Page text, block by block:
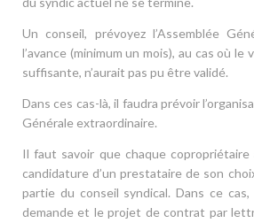
Un conseil, prévoyez l’Assemblée
l’avance (minimum un mois), au cas où
suffisante, n’aurait pas pu être validé.
Dans ces cas-là, il faudra prévoir
Générale extraordinaire.
Il faut savoir que chaque copropriétaire
candidature d’un prestataire de son
partie du conseil syndical. Dans ce
demande et le projet de contrat par